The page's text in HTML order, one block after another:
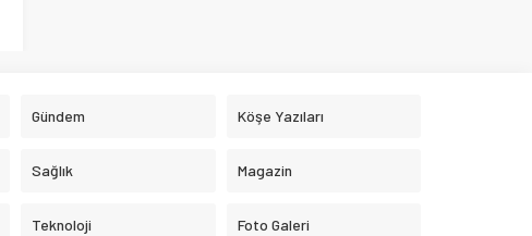
Gündem Köşe Yazıları
Sağlık Magazin
Teknoloji Foto Galeri